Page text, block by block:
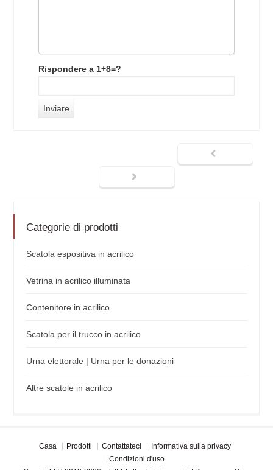
Rispondere a 1+8=?
Categorie di prodotti
Scatola espositiva in acrilico
Vetrina in acrilico illuminata
Contenitore in acrilico
Scatola per il trucco in acrilico
Urna elettorale | Urna per le donazioni
Altre scatole in acrilico
Casa Prodotti Contattateci
Informativa sulla privacy
Condizioni d'uso